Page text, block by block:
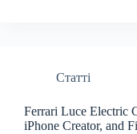
Статті
Ferrari Luce Electric
iPhone Creator, and